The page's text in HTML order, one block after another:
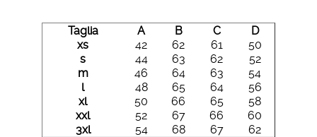
Taglia A B C
D
xs
42 62 61
50
s
44 63 62
52
m
46 64 63
54
l
48 65 64
56
xl
50 66 65
58
xxl
52 67 66
60
3xl
54 68 67 62